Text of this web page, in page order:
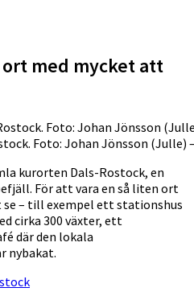
med mycket att
Foto: Johan Jönsson (Julle) –
kurorten Dals-Rostock, en
För att vara en så liten ort
– till exempel ett stationshus
cirka 300 växter, ett
där den lokala
nybakat.